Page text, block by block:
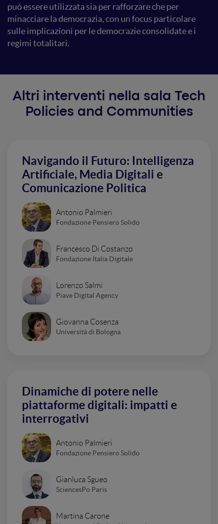
può essere utilizzata sia per rafforzare che per
minacciare la democrazia, con un focus particolare
sulle implicazioni per le democrazie consolidate e i
regimi totalitari.
Altri interventi nella sala Tech
Policies and Communities
Navigando il Futuro: Intelligenza
Artificiale, Media Digitali e
Comunicazione Politica
Antonio Palmieri
Fondazione Pensiero Solido
Francesco Di Costanzo
Fondazione Italia Digitale
Lorenzo Salmi
Piave Digital Agency
Giovanna Cosenza
Università di Bologna
Dinamiche di potere nelle
piattaforme digitali: impatti e
interrogativi
Antonio Palmieri
Fondazione Pensiero Solido
Gianluca Sgueo
SciencesPo Paris
Martina Carone